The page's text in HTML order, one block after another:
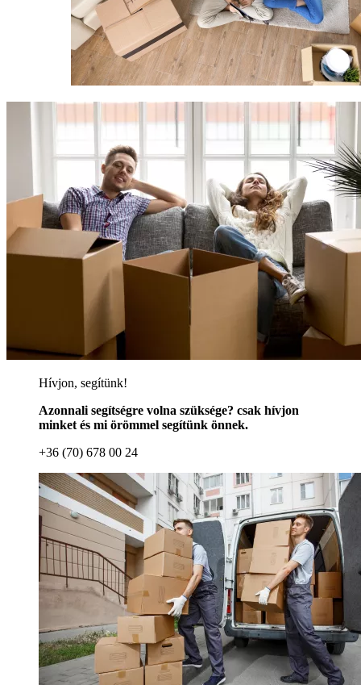
Hívjon, segítünk!
Azonnali segítségre volna szüksége? csak hívjon
minket és mi örömmel segítünk önnek.
+36 (70) 678 00 24